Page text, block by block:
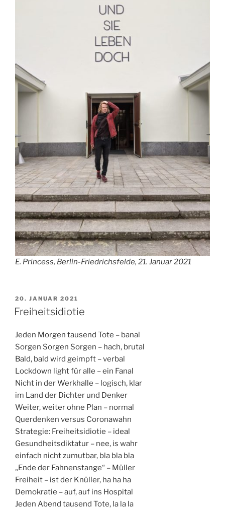
E. Princess, Berlin-Friedrichsfelde, 21. Januar 2021
VERÖFFENTLICHT
AM
20. JANUAR 2021
Freiheitsidiotie
Jeden Morgen tausend Tote – banal
Sorgen Sorgen Sorgen – hach, brutal
Bald, bald wird geimpft – verbal
Lockdown light für alle – ein Fanal
Nicht in der Werkhalle – logisch, klar
im Land der Dichter und Denker
Weiter, weiter ohne Plan – normal
Querdenken versus Coronawahn
Strategie: Freiheitsidiotie – ideal
Gesundheitsdiktatur – nee, is wahr
einfach nicht zumutbar, bla bla bla
„Ende der Fahnenstange“ – Müller
Freiheit – ist der Knüller, ha ha ha
Demokratie – auf, auf ins Hospital
Jeden Abend tausend Tote, la la la